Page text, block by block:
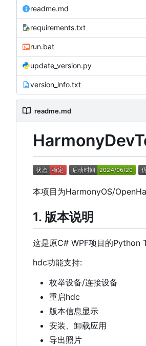
readme.md
requirements.txt
run.bat
update_version.py
version_info.txt
readme.md
本项目为HarmonyOS/
1. 版本说明
这是原C# WPF项目的Python
hdc功能支持:
枚举设备/连接设备
重启hdc
版本信息显示
安装、卸载应用
导出照片